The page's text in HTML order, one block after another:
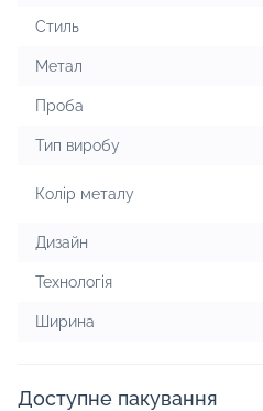
Стиль
Метал
Проба
Тип виробу
Колір металу
Дизайн
Технологія
Ширина
Доступне пакування